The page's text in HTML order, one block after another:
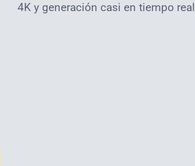
4K y generación casi en tiempo real